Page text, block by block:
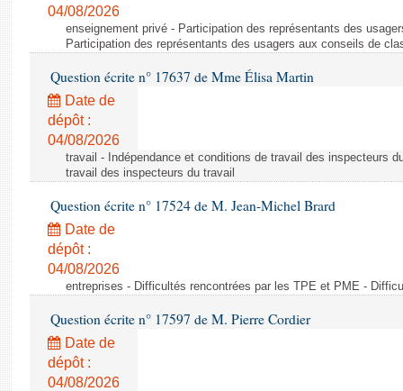
04/08/2026
enseignement privé - Participation des représentants des
Participation des représentants des usagers aux conseils de
Question écrite n° 17637 de Mme Élisa Martin
Date de
dépôt :
04/08/2026
travail - Indépendance et conditions de travail des inspecteurs
travail des inspecteurs du travail
Question écrite n° 17524 de M. Jean-Michel Brard
Date de
dépôt :
04/08/2026
entreprises - Difficultés rencontrées par les TPE et PME -
Question écrite n° 17597 de M. Pierre Cordier
Date de
dépôt :
04/08/2026